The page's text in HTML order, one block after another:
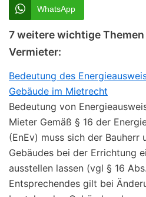
WhatsApp
7 weitere wichtige
Vermieter:
Bedeutung des
Gebäude im Mietrecht
Bedeutung von
Mieter Gemäß § 16 der
(EnEv) muss sich der Bauherr
Gebäudes bei der Errichtung
ausstellen lassen (vgl § 16
Entsprechendes gilt bei